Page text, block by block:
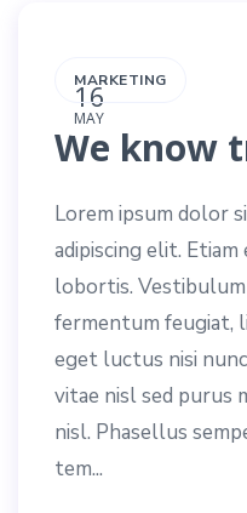
16
MAY
MARKETING
We know
Lorem ipsum dolor
adipiscing elit.
lobortis.
fermentum feugiat,
eget luctus nisi
vitae nisl sed purus
nisl. Phasellus
tem...